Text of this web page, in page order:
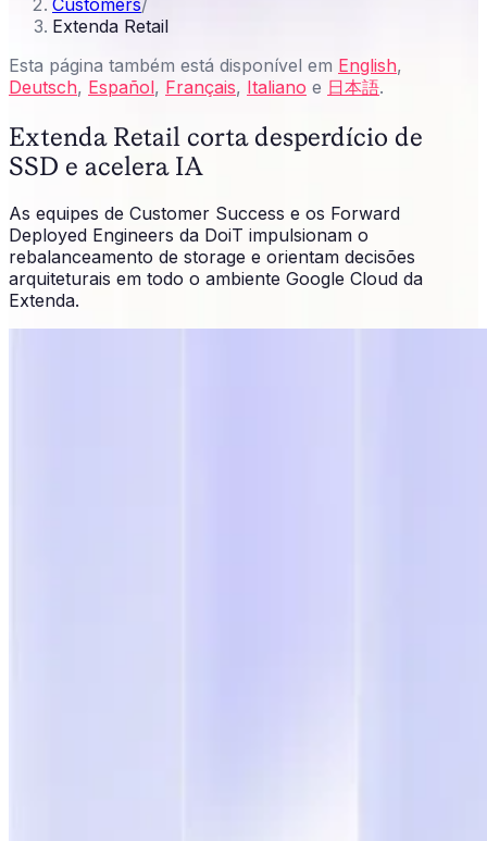
Customers/
Extenda Retail
Esta página também está disponível em English,
Deutsch, Español, Français, Italiano e 日本語.
Extenda Retail corta desperdício de
SSD e acelera IA
As equipes de Customer Success e os Forward
Deployed Engineers da DoiT impulsionam o
rebalanceamento de storage e orientam decisões
arquiteturais em todo o ambiente Google Cloud da
Extenda.